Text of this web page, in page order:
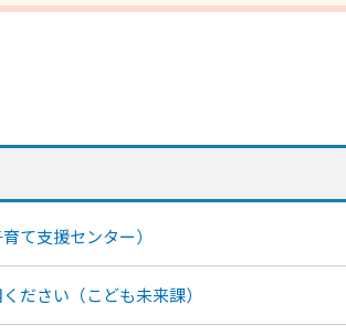
て支援センター）
ださい（こども未来課）